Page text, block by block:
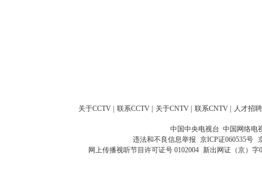
关于CCTV 联系CCTV 关于CNTV 联系CNTV 人才招聘
中国中央电视台 中国网络电
违法和不良信息举报 京ICP证060535号
网上传播视听节目许可证号 0102004 新出网证（京）